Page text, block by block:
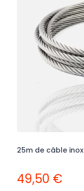
25m de câble inox
49,50 €